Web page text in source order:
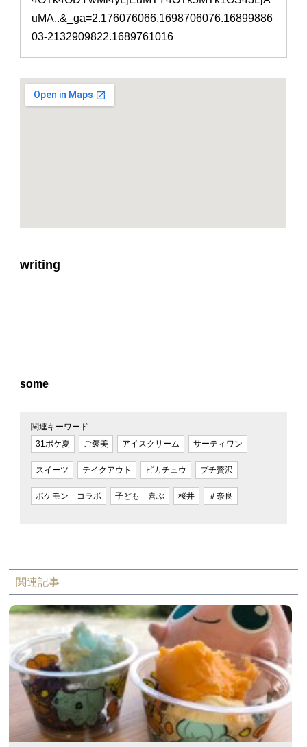
uMA..&_ga=2.176076066.1698706076.16899886
03-2132909822.1689761016
writing
some
関連キーワード
31ポケ夏
ご褒美 アイスクリーム サーティワン
スイーツ テイクアウト ピカチュウ プチ贅沢
ポケモン コラボ 子ども 喜ぶ 桜井 ＃奈良
関連記事